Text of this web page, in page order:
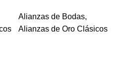
Alianzas de Bodas,
Alianzas de Oro Clásicos